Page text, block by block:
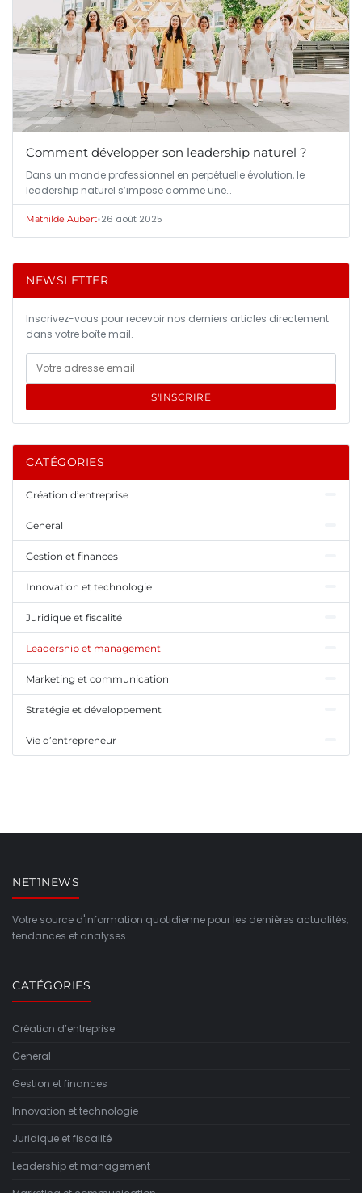
Comment développer son leadership naturel ?
Dans un monde professionnel en perpétuelle évolution, le
leadership naturel s’impose comme une…
Mathilde Aubert•26 août 2025
NEWSLETTER
Inscrivez-vous pour recevoir nos derniers articles directement
dans votre boîte mail.
S'INSCRIRE
CATÉGORIES
Création d’entreprise
General
Gestion et finances
Innovation et technologie
Juridique et fiscalité
Leadership et management
Marketing et communication
Stratégie et développement
Vie d’entrepreneur
NET1NEWS
Votre source d'information quotidienne pour les dernières actualités,
tendances et analyses.
CATÉGORIES
Création d’entreprise
General
Gestion et finances
Innovation et technologie
Juridique et fiscalité
Leadership et management